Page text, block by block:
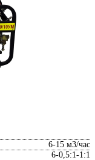
6-15 м3/час
6-0,5:1-1:1